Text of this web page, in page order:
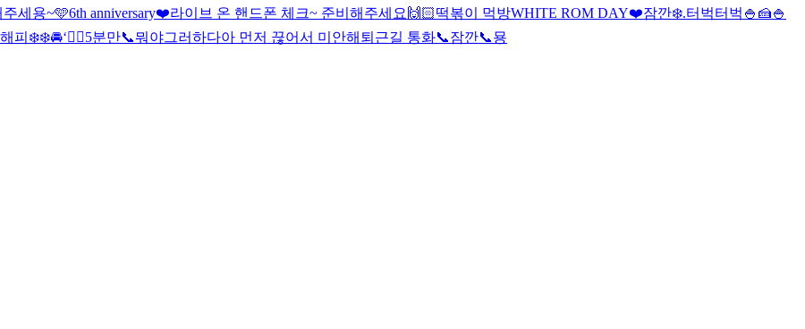
주세용~🩵6th anniversary❤️라이브 온 핸드폰 체크~ 준비해주세요 🙌🏻떡볶이 먹방WHITE ROM DAY❤️잠깐❄️.터벅터벅 🍚🍰🍚
피❄️❄️🚘‘😶‍🌫️5분만📞뭐야그러하다아 먼저 끊어서 미안해 퇴근길 통화📞잠깐📞묭